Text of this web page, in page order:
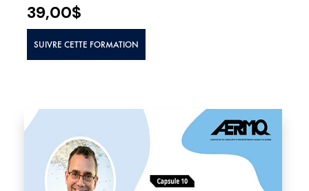
39,00$
SUIVRE CETTE FORMATION